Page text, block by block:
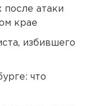
после атаки
крае
избившего
что